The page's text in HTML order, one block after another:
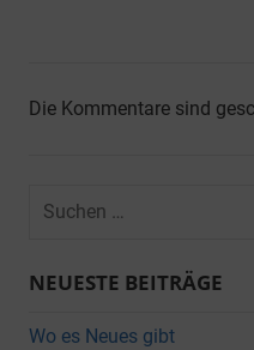
Die Kommentare sind
Suchen
NEUESTE BEITRÄGE
Wo es Neues gibt